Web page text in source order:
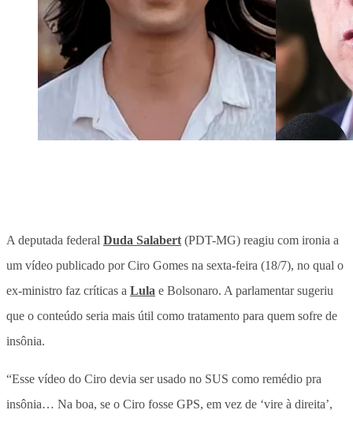
A deputada federal Duda Salabert (PDT-MG) reagiu com ironia a
um vídeo publicado por Ciro Gomes na sexta-feira (18/7), no qual o
ex-ministro faz críticas a Lula e Bolsonaro. A parlamentar sugeriu
que o conteúdo seria mais útil como tratamento para quem sofre de
insônia.
“Esse vídeo do Ciro devia ser usado no SUS como remédio pra
insônia… Na boa, se o Ciro fosse GPS, em vez de ‘vire à direita’,